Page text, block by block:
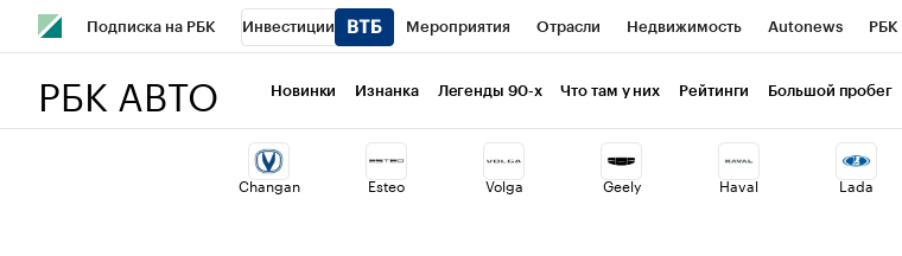
Подписка на РБК Инвестиции Мероприятия Отрасли Недвижимость Autonews РБК
Визионеры
Стиль Крипто РБК Бизнес-среда Дискуссионный клуб Исследования Кредитные рейтинги
Конференции СПб Спецпроекты Проверка контрагентов
РБК АВТО Новинки Изнанка Легенды 90-х Что там у них Рейтинги Большой пробег
Changan Esteo Volga Geely Haval Lada